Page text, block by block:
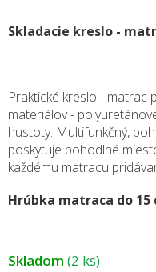
Skladom (2 ks)
Skladacie kreslo -
Praktické kreslo - matrac
materiálov -
hustoty. Multifunkčný,
poskytuje pohodlné
každému matracu
Hrúbka matraca do 15